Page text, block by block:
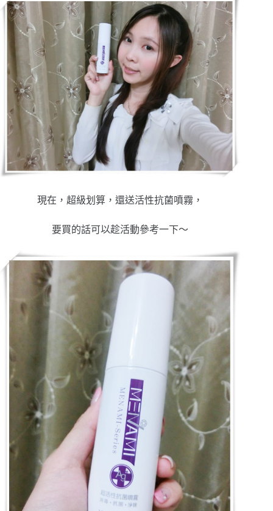
現在，超級划算，還送活性抗菌噴霧，
要買的話可以趁活動參考一下～